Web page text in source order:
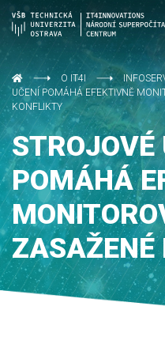
O IT4I
UČENÍ POMÁHÁ EFEKTIVNĚ
KONFLIKTY
STROJOVÉ
POMÁHÁ
ZASAŽENÉ